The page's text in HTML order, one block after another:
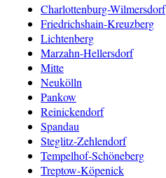
Charlottenburg-Wilmersdorf
Friedrichshain-Kreuzberg
Lichtenberg
Marzahn-Hellersdorf
Mitte
Neukölln
Pankow
Reinickendorf
Spandau
Steglitz-Zehlendorf
Tempelhof-Schöneberg
Treptow-Köpenick